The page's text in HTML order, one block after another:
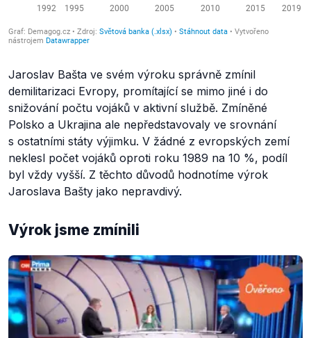
Jaroslav Bašta ve svém výroku správně zmínil
demilitarizaci Evropy, promítající se mimo jiné i do
snižování počtu vojáků v aktivní službě. Zmíněné
Polsko a Ukrajina ale nepředstavovaly ve srovnání
s ostatními státy výjimku. V žádné z evropských zemí
neklesl počet vojáků oproti roku 1989 na 10 %, podíl
byl vždy vyšší. Z těchto důvodů hodnotíme výrok
Jaroslava Bašty jako nepravdivý.
Výrok jsme zmínili